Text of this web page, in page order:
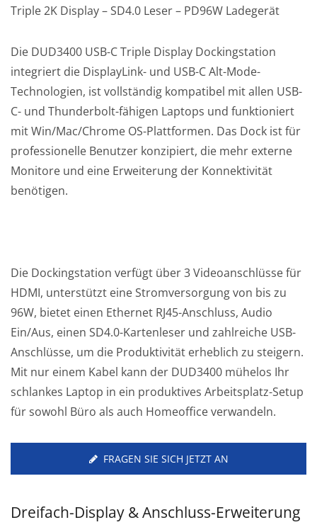
Triple 2K Display – SD4.0 Leser – PD96W Ladegerät
Die DUD3400 USB-C Triple Display Dockingstation
integriert die DisplayLink- und USB-C Alt-Mode-
Technologien, ist vollständig kompatibel mit allen USB-
C- und Thunderbolt-fähigen Laptops und funktioniert
mit Win/Mac/Chrome OS-Plattformen. Das Dock ist für
professionelle Benutzer konzipiert, die mehr externe
Monitore und eine Erweiterung der Konnektivität
benötigen.
Die Dockingstation verfügt über 3 Videoanschlüsse für
HDMI, unterstützt eine Stromversorgung von bis zu
96W, bietet einen Ethernet RJ45-Anschluss, Audio
Ein/Aus, einen SD4.0-Kartenleser und zahlreiche USB-
Anschlüsse, um die Produktivität erheblich zu steigern.
Mit nur einem Kabel kann der DUD3400 mühelos Ihr
schlankes Laptop in ein produktives Arbeitsplatz-Setup
für sowohl Büro als auch Homeoffice verwandeln.
FRAGEN SIE SICH JETZT AN
Dreifach-Display & Anschluss-Erweiterung